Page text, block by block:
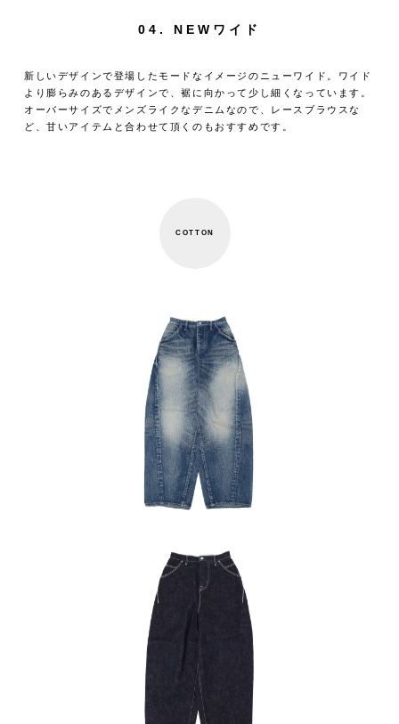
04. NEWワイド
新しいデザインで登場したモードなイメージのニューワイド。ワイド
より膨らみのあるデザインで、裾に向かって少し細くなっています。
オーバーサイズでメンズライクなデニムなので、レースブラウスな
ど、甘いアイテムと合わせて頂くのもおすすめです。
COTTON